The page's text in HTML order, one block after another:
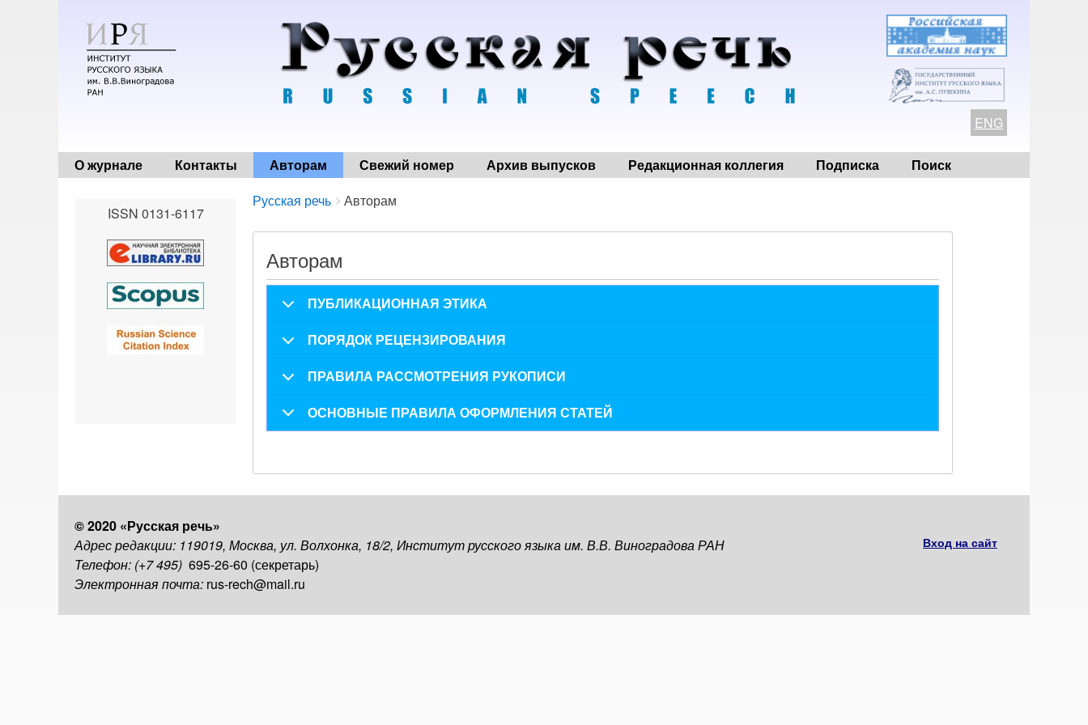
ENG
О журнале Контакты Авторам Свежий номер Архив выпусков Редакционная коллегия Подписка Поиск
Breadcrumbs
You
here:
Русская речь Авторам
Авторам
ПУБЛИКАЦИОННАЯ ЭТИКА
ПОРЯДОК РЕЦЕНЗИРОВАНИЯ
ПРАВИЛА РАССМОТРЕНИЯ РУКОПИСИ
ОСНОВНЫЕ ПРАВИЛА ОФОРМЛЕНИЯ СТАТЕЙ
ISSN 0131-6117
© 2020 «Русская речь»
Адрес редакции: 119019, Москва, ул. Волхонка, 18/2, Институт русского языка им. В.В. Виноградова РАН
Телефон: (+7 495) 695-26-60 (секретарь)
Электронная почта: rus-rech@mail.ru
Вход на сайт